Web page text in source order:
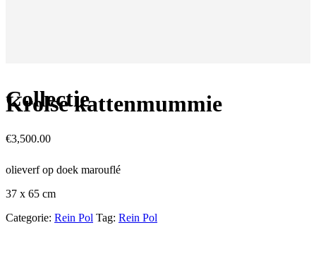
Collectie
Krolse kattenmummie
€3,500.00
olieverf op doek marouflé
37 x 65 cm
Categorie: Rein Pol Tag: Rein Pol